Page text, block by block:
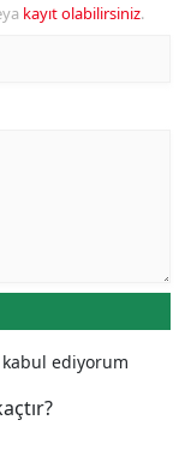
kayıt olabilirsiniz.
ediyorum